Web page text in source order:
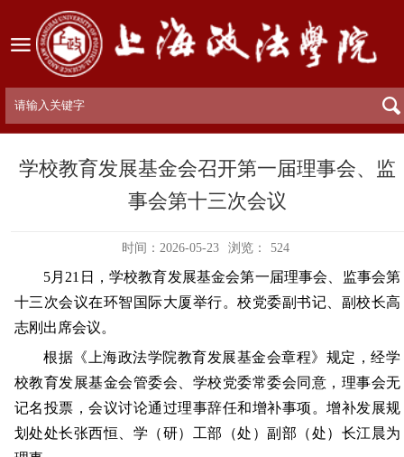
学校教育发展基金会召开第一届理事会、监
事会第十三次会议
时间：2026-05-23 浏览： 524
5月21日，学校教育发展基金会第一届理事会、监事会第
十三次会议在环智国际大厦举行。校党委副书记、副校长高
志刚出席会议。
根据《上海政法学院教育发展基金会章程》规定，经学
校教育发展基金会管委会、学校党委常委会同意，理事会无
记名投票，会议讨论通过理事辞任和增补事项。增补发展规
划处处长张西恒、学（研）工部（处）副部（处）长江晨为